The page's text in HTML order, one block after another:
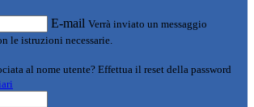
E-mail Verrà inviato un messaggio
le istruzioni necessarie.
al nome utente? Effettua il reset della password